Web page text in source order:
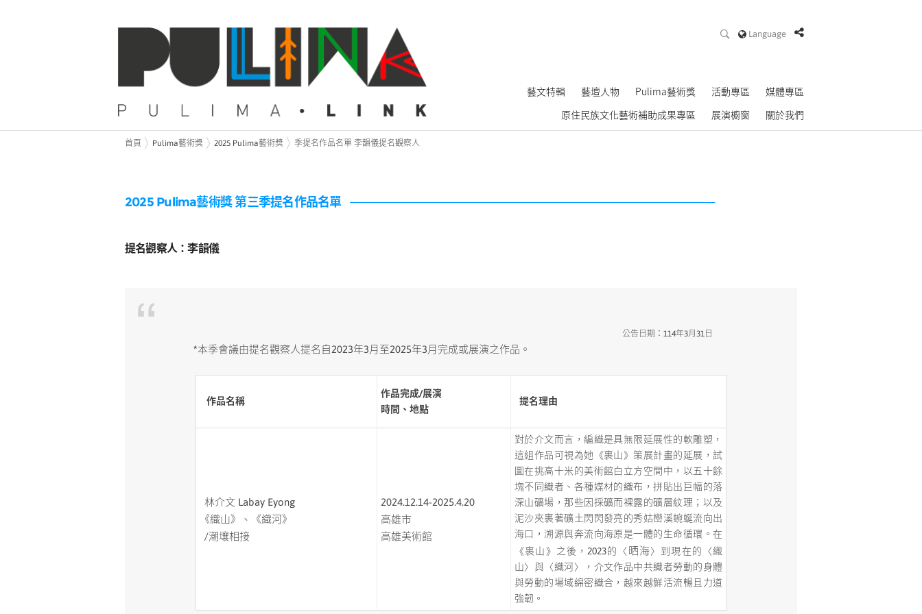
Language
藝文特輯 藝壇人物 Pulima藝術獎 活動專區
媒體專區
原住民族文化藝術補助成果專區
展演櫥窗 關於我們
首頁 Pulima藝術獎 2025 Pulima藝術獎 季提名作品名單 李韻儀提名觀察人
2025 Pulima藝術獎 第三季提名作品名單
提名觀察人：李韻儀
公告日期：114年3月31日
*本季會議由提名觀察人提名自2023年3月至2025年3月完成或展演之作品。
作品名稱
作品完成/展演
時間、地點
提名理由
林介文 Labay Eyong
《織山》、《織河》
/潮壤相接
2024.12.14-2025.4.20
高雄市
高雄美術館
對於介文而言，編織是具無限延展性的軟雕塑，
這組作品可視為她《裹山》策展計畫的延展，試
圖在挑高十米的美術館白立方空間中，以五十餘
塊不同織者、各種媒材的織布，拼貼出巨幅的落
深山礦場，那些因採礦而裸露的礦層紋理；以及
泥沙夾裹著礦土閃閃發亮的秀姑巒溪蜿蜒流向出
海口，溯源與奔流向海原是一體的生命循環。在
《裹山》之後，2023的〈 晒海〉到現在的〈織
山〉與〈織河〉，介文作品中共織者勞動的身體
與勞動的場域綿密織合，越來越鮮活流暢且力道
強韌。